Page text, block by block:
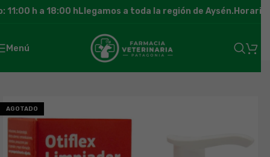
h a 18:00 h Llegamos a toda la región de Aysén.Horario
Menú
AGOTADO